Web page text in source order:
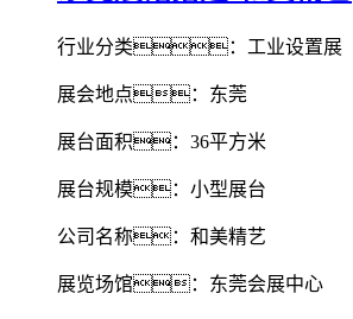
行业分类：工业设置展
展会地点：东莞
展台面积：36平方米
展台规模：小型展台
公司名称：和美精艺
展览场馆：东莞会展中心